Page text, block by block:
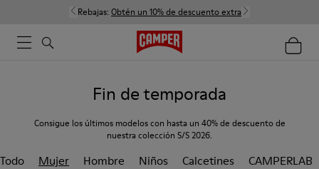
Rebajas: Obtén un 10% de descuento extra
Fin de temporada
Consigue los últimos modelos con hasta un 40% de descuento de
nuestra colección S/S 2026.
Todo Mujer Hombre Niños Calcetines CAMPERLAB